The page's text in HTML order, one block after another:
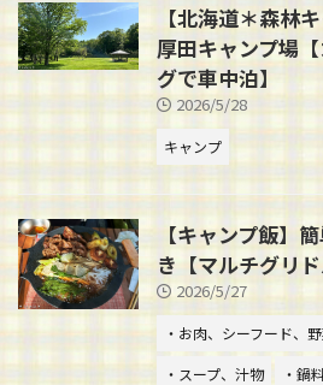
【北海道＊森林
厚田キャンプ場
グで車中泊】
2026/5/28
キャンプ
【キャンプ飯】
き【マルチグリド
2026/5/27
・お肉、シーフード、
・スープ、汁物
・鍋